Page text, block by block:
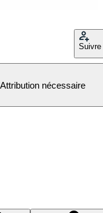
Suivre
Attribution nécessaire